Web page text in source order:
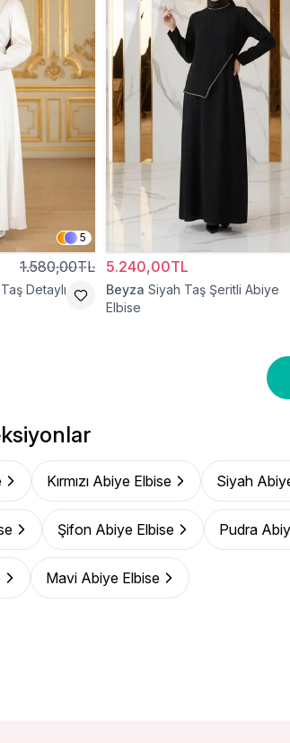
5
1.580,00TL
Detaylı
5.240,00TL
Beyza Siyah Taş Şeritli Abiye
Elbise
Kırmızı Abiye Elbise Siyah
Şifon Abiye Elbise Pudra
Mavi Abiye Elbise